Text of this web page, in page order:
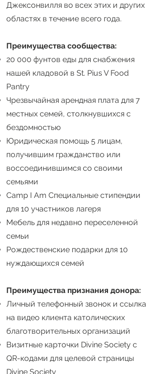
Джексонвилля во всех этих и других
областях в течение всего года.
Преимущества сообщества:
20 000 фунтов еды для снабжения
нашей кладовой в St. Pius V Food
Pantry
Чрезвычайная арендная плата для 7
местных семей, столкнувшихся с
бездомностью
Юридическая помощь 5 лицам,
получившим гражданство или
воссоединившимся со своими
семьями
Camp I Am Специальные стипендии
для 10 участников лагеря
Мебель для недавно переселенной
семьи
Рождественские подарки для 10
нуждающихся семей
Преимущества признания донора:
Личный телефонный звонок и ссылка
на видео клиента католических
благотворительных организаций
Визитные карточки Divine Society с
QR-кодами для целевой страницы
Divine Society